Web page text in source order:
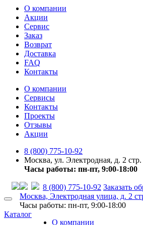
О компании
Акции
Сервис
Заказ
Возврат
Доставка
FAQ
Контакты
О компании
Сервисы
Контакты
Проекты
Отзывы
Акции
8 (800) 775-10-92
Москва, ул. Электродная, д. 2 стр.
Часы работы: пн-пт, 9:00-18:00
8 (800) 775-10-92 Заказать
Москва, Электродная улица, д. 2
Часы работы: пн-пт, 9:00-18:00
Каталог
О компании